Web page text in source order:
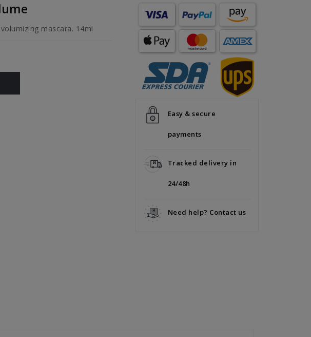
mascara. 14ml
Easy & secure
payments
Tracked delivery in
24/48h
Need help? Contact us